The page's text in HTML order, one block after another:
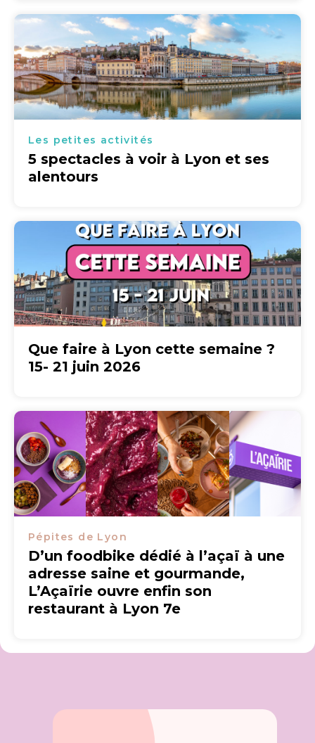
Les petites activités
5 spectacles à voir à Lyon et ses
alentours
Que faire à Lyon cette semaine ?
15- 21 juin 2026
Pépites de Lyon
D’un foodbike dédié à l’açaï à une
adresse saine et gourmande,
L’Açaïrie ouvre enfin son
restaurant à Lyon 7e